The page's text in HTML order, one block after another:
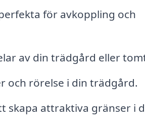
för avkoppling och
av din trädgård eller
och rörelse i din trädgård.
skapa attraktiva gränser i